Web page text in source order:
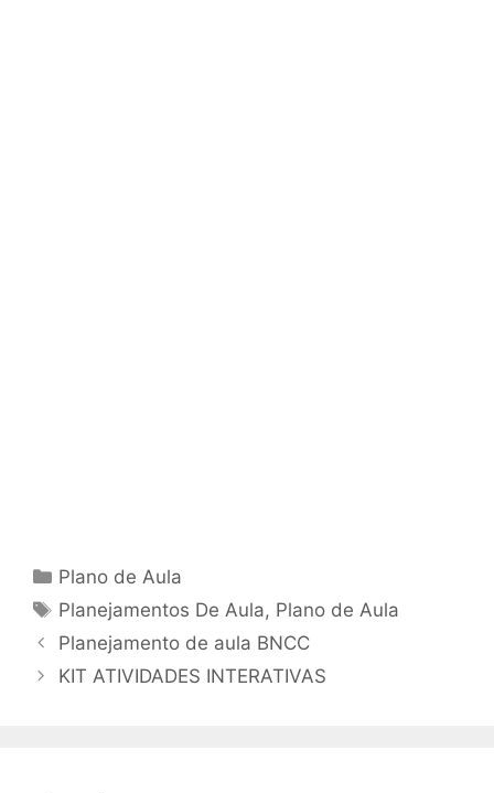
Categorias
Plano de Aula
Tags
Planejamentos De Aula, Plano de Aula
Planejamento de aula BNCC
KIT ATIVIDADES INTERATIVAS